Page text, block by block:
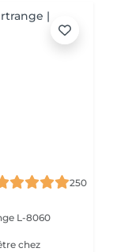
250
L-8060
chez